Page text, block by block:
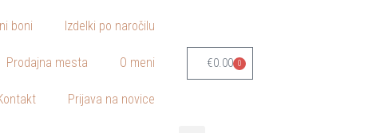
boni Izdelki po naročilu
Prodajna mesta O meni
Prijava na novice
€0.00 0